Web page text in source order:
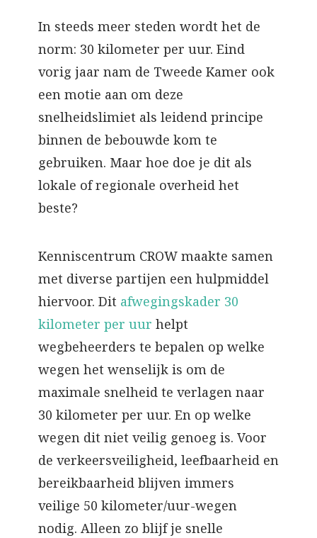
In steeds meer steden wordt het de
norm: 30 kilometer per uur. Eind
vorig jaar nam de Tweede Kamer ook
een motie aan om deze
snelheidslimiet als leidend principe
binnen de bebouwde kom te
gebruiken. Maar hoe doe je dit als
lokale of regionale overheid het
beste?
Kenniscentrum CROW maakte samen
met diverse partijen een hulpmiddel
hiervoor. Dit afwegingskader 30
kilometer per uur helpt
wegbeheerders te bepalen op welke
wegen het wenselijk is om de
maximale snelheid te verlagen naar
30 kilometer per uur. En op welke
wegen dit niet veilig genoeg is. Voor
de verkeersveiligheid, leefbaarheid en
bereikbaarheid blijven immers
veilige 50 kilometer/uur-wegen
nodig. Alleen zo blijf je snelle